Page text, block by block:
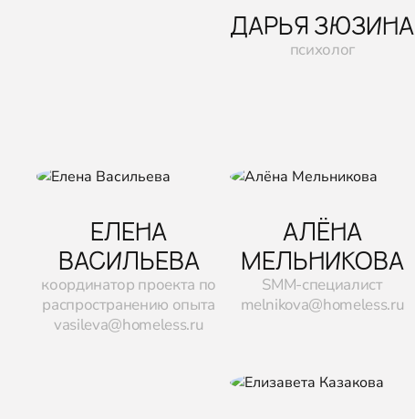
ДАРЬЯ ЗЮЗИНА
психолог
ЕЛЕНА
ВАСИЛЬЕВА
координатор проекта по
распространению опыта
vasileva@homeless.ru
АЛЁНА
МЕЛЬНИКОВА
SMM-специалист
melnikova@homeless.ru